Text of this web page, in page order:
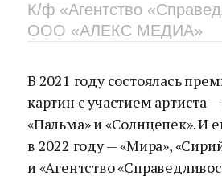
К/ф «Агентство
ООО «АЛЕКС МЕДИА»
В 2021 году состоялась
картин с участием артиста
«Пальма» и «Солнцепек». И
в 2022 году — «Мира»,
и «Агентство